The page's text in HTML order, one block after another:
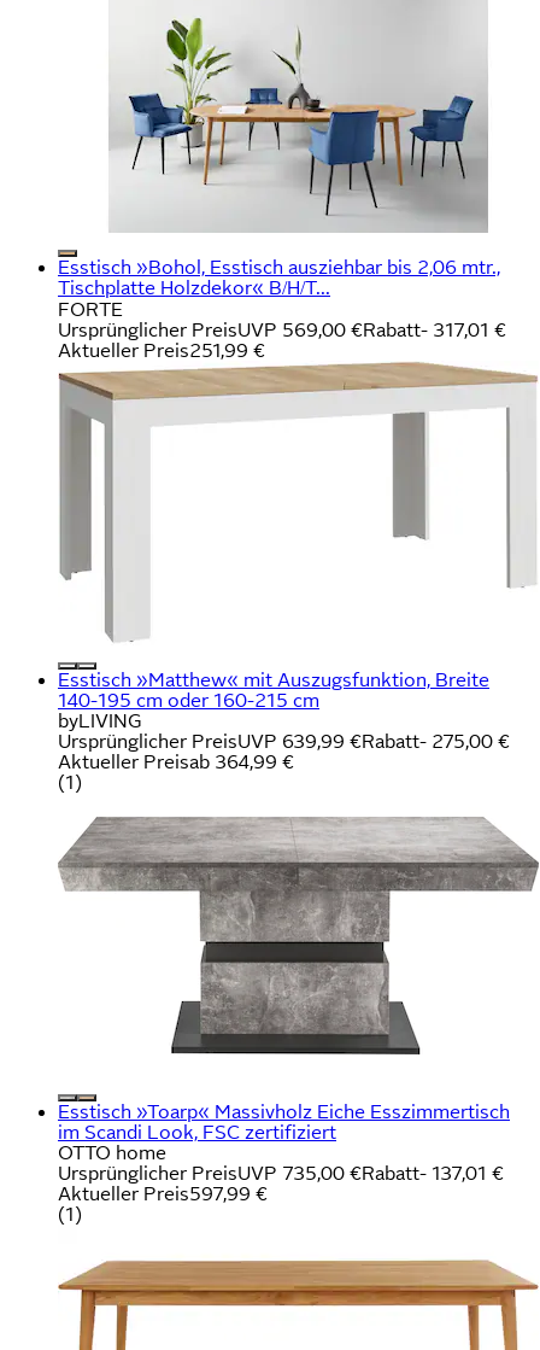
Esstisch »Bohol, Esstisch ausziehbar bis 2,06 mtr.,
Tischplatte Holzdekor« B/H/T...
FORTE
Ursprünglicher PreisUVP 569,00 €Rabatt- 317,01 €
Aktueller Preis251,99 €
Esstisch »Matthew« mit Auszugsfunktion, Breite
140-195 cm oder 160-215 cm
byLIVING
Ursprünglicher PreisUVP 639,99 €Rabatt- 275,00 €
Aktueller Preisab 364,99 €
(1)
Esstisch »Toarp« Massivholz Eiche Esszimmertisch
im Scandi Look, FSC zertifiziert
OTTO home
Ursprünglicher PreisUVP 735,00 €Rabatt- 137,01 €
Aktueller Preis597,99 €
(1)